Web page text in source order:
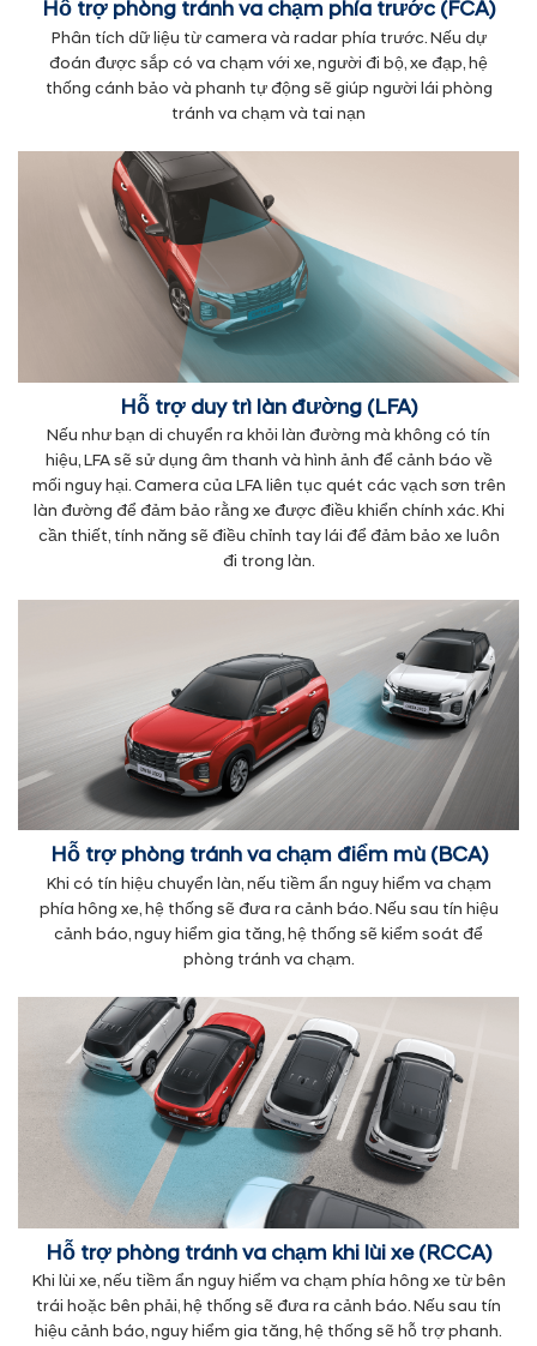
Hỗ trợ phòng tránh va chạm phía trước (FCA)
Phân tích dữ liệu từ camera và radar phía trước. Nếu dự
đoán được sắp có va chạm với xe, người đi bộ, xe đạp, hệ
thống cánh bảo và phanh tự động sẽ giúp người lái phòng
tránh va chạm và tai nạn
Hỗ trợ duy trì làn đường (LFA)
Nếu như bạn di chuyển ra khỏi làn đường mà không có tín
hiệu, LFA sẽ sử dụng âm thanh và hình ảnh để cảnh báo về
mối nguy hại. Camera của LFA liên tục quét các vạch sơn trên
làn đường để đảm bảo rằng xe được điều khiển chính xác. Khi
cần thiết, tính năng sẽ điều chỉnh tay lái để đảm bảo xe luôn
đi trong làn.
Hỗ trợ phòng tránh va chạm điểm mù (BCA)
Khi có tín hiệu chuyển làn, nếu tiềm ẩn nguy hiểm va chạm
phía hông xe, hệ thống sẽ đưa ra cảnh báo. Nếu sau tín hiệu
cảnh báo, nguy hiểm gia tăng, hệ thống sẽ kiểm soát để
phòng tránh va chạm.
Hỗ trợ phòng tránh va chạm khi lùi xe (RCCA)
Khi lùi xe, nếu tiềm ẩn nguy hiểm va chạm phía hông xe từ bên
trái hoặc bên phải, hệ thống sẽ đưa ra cảnh báo. Nếu sau tín
hiệu cảnh báo, nguy hiểm gia tăng, hệ thống sẽ hỗ trợ phanh.